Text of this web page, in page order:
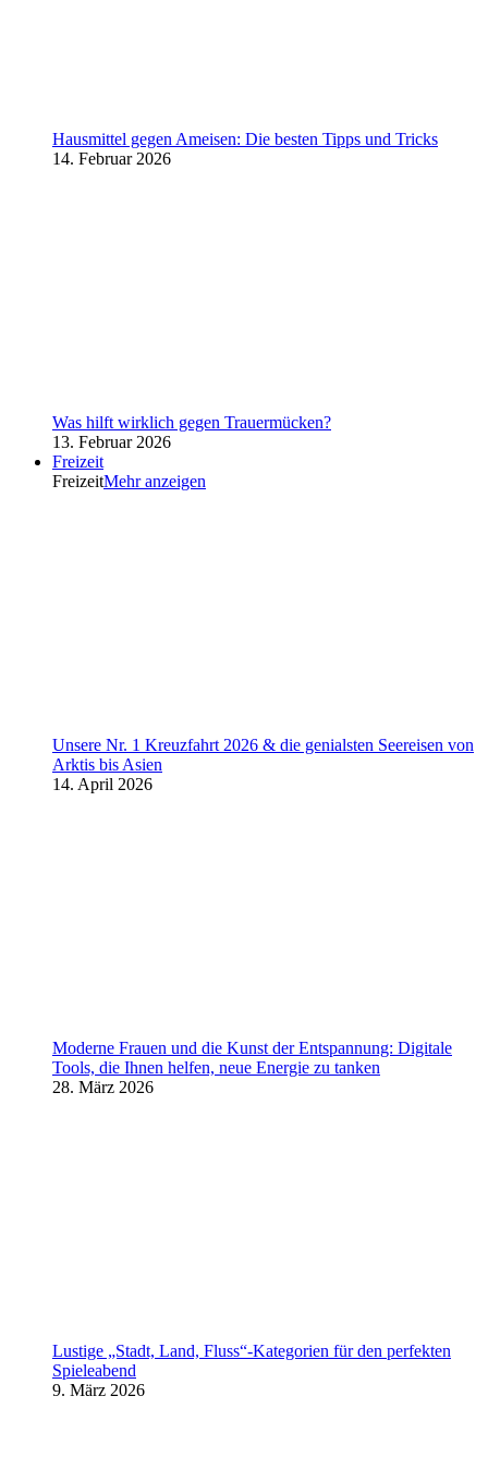
Hausmittel gegen Ameisen: Die besten Tipps und Tricks
14. Februar 2026
Was hilft wirklich gegen Trauermücken?
13. Februar 2026
Freizeit
FreizeitMehr anzeigen
Unsere Nr. 1 Kreuzfahrt 2026 & die genialsten Seereisen von
Arktis bis Asien
14. April 2026
Moderne Frauen und die Kunst der Entspannung: Digitale
Tools, die Ihnen helfen, neue Energie zu tanken
28. März 2026
Lustige „Stadt, Land, Fluss“-Kategorien für den perfekten
Spieleabend
9. März 2026